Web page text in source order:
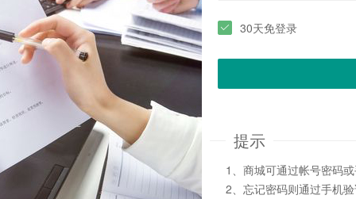
30天免登录
提示
1、商城可通过帐号密码
2、忘记密码则通过手机